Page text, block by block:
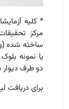
* کلیه
مرکز
ساخته شده (و
یا نمونه
دو طرف
برای دریافت